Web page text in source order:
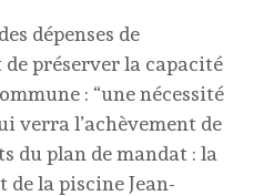
dépenses de
préserver la capacité
: “une nécessité
verra l’achèvement de
du plan de mandat : la
la piscine Jean-